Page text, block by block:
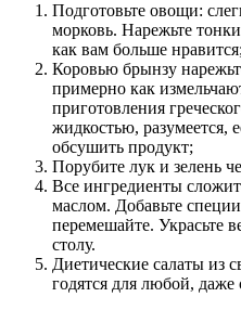
Подготовьте овощи:
морковь. Нарежьте
как вам больше нравится;
Коровью брынзу
примерно как
приготовления
жидкостью, разумеется,
обсушить продукт;
Порубите лук и зелень
Все ингредиенты
маслом. Добавьте
перемешайте. Украсьте
столу.
Диетические салаты из
годятся для любой,